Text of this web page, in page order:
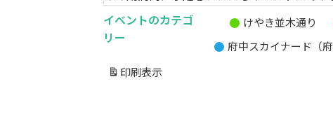
イベントのカテゴ
リー
題
けやき並木通り
府中スカイナード（
印刷 表示